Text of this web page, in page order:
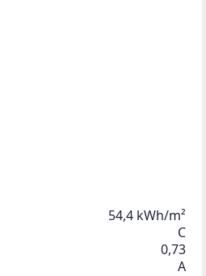
54,4 kWh/m²
C
0,73
A